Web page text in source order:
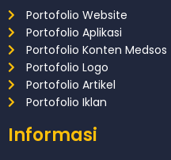
Portofolio Website
Portofolio Aplikasi
Portofolio Konten Medsos
Portofolio Logo
Portofolio Artikel
Portofolio Iklan
Informasi